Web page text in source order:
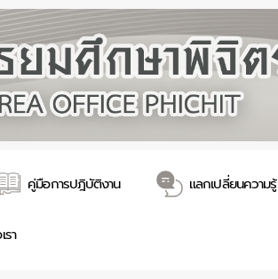
คู่มือการปฎิบัติงาน แลกเปลี่ยนความรู้
า